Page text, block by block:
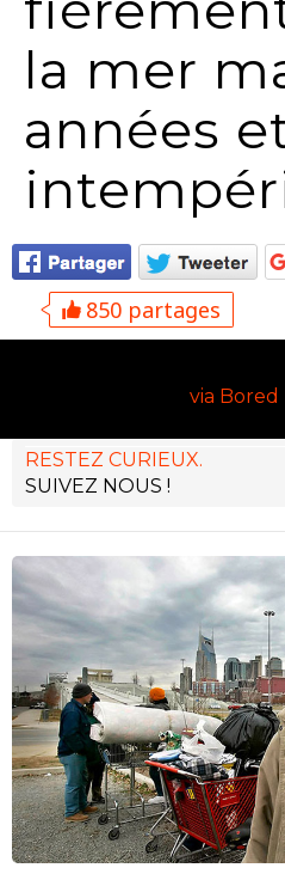
la mer
années
850 partages
via Bored
RESTEZ CURIEUX.
SUIVEZ NOUS !